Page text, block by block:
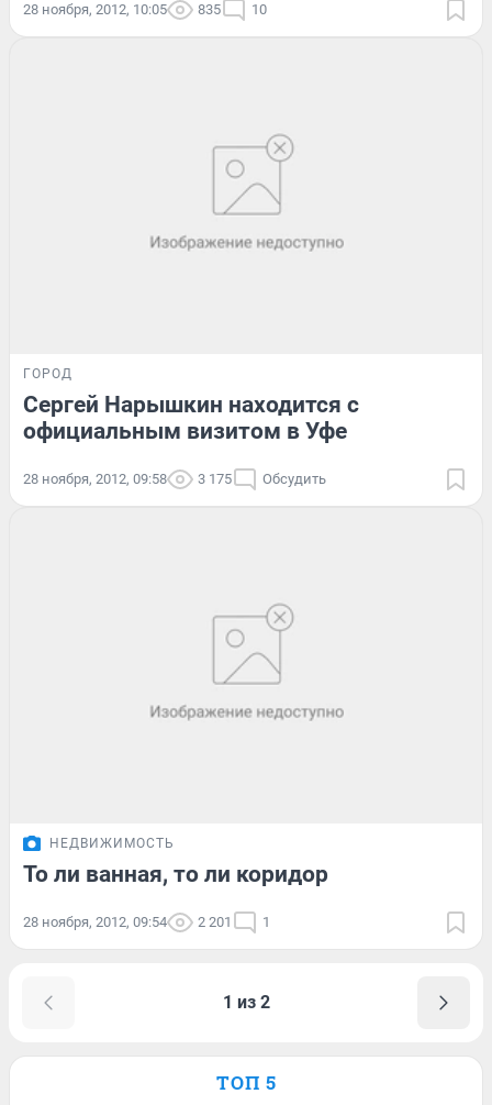
28 ноября, 2012, 10:05 835 10
ГОРОД
Сергей Нарышкин находится с
официальным визитом в Уфе
28 ноября, 2012, 09:58 3 175 Обсудить
НЕДВИЖИМОСТЬ
То ли ванная, то ли коридор
28 ноября, 2012, 09:54 2 201 1
1 из 2
ТОП 5